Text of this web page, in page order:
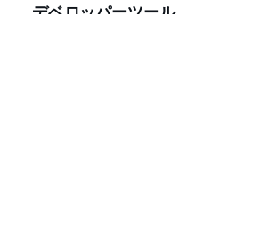
デベロッパーツール